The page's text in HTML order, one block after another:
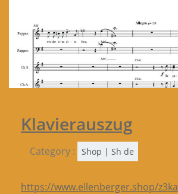
Klavierauszug
Category : Shop | Sh de
https://www.ellenberger.shop/z3ka